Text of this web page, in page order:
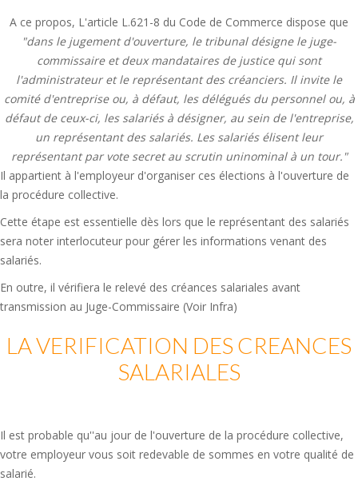
A ce propos, L'article L.621-8 du Code de Commerce dispose que
"dans le jugement d'ouverture, le tribunal désigne le juge-
commissaire et deux mandataires de justice qui sont
l'administrateur et le représentant des créanciers. Il invite le
comité d'entreprise ou, à défaut, les délégués du personnel ou, à
défaut de ceux-ci, les salariés à désigner, au sein de l'entreprise,
un représentant des salariés. Les salariés élisent leur
représentant par vote secret au scrutin uninominal à un tour."
Il appartient à l'employeur d'organiser ces élections à l'ouverture de
la procédure collective.
Cette étape est essentielle dès lors que le représentant des salariés
sera noter interlocuteur pour gérer les informations venant des
salariés.
En outre, il vérifiera le relevé des créances salariales avant
transmission au Juge-Commissaire (Voir Infra)
LA VERIFICATION DES CREANCES
SALARIALES
Il est probable qu''au jour de l'ouverture de la procédure collective,
votre employeur vous soit redevable de sommes en votre qualité de
salarié.